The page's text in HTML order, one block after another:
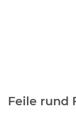
Feile rund